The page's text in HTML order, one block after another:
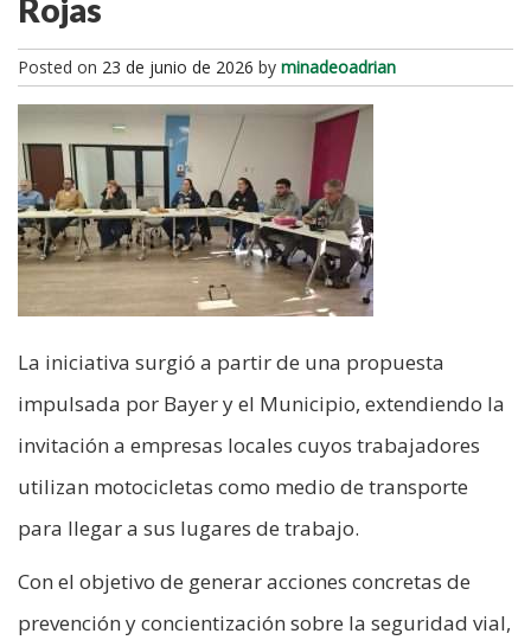
Rojas
Posted on 23 de junio de 2026 by minadeoadrian
La iniciativa surgió a partir de una propuesta
impulsada por Bayer y el Municipio, extendiendo la
invitación a empresas locales cuyos trabajadores
utilizan motocicletas como medio de transporte
para llegar a sus lugares de trabajo.
Con el objetivo de generar acciones concretas de
prevención y concientización sobre la seguridad vial,